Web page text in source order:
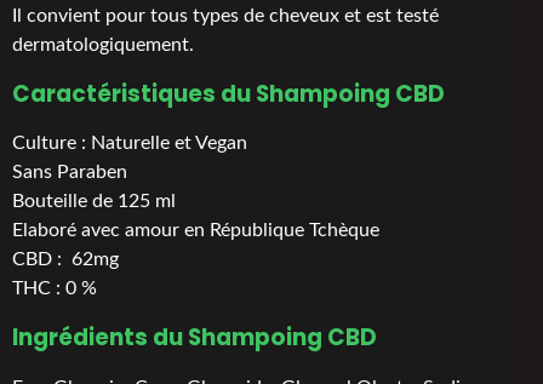
Il convient pour tous types de cheveux et est testé
dermatologiquement.
Caractéristiques du Shampoing CBD
Culture : Naturelle et Vegan
Sans Paraben
Bouteille de 125 ml
Elaboré avec amour en République Tchèque
CBD : 62mg
THC : 0 %
Ingrédients du Shampoing CBD